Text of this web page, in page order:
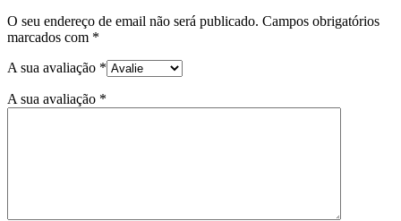
O seu endereço de email não será publicado. Campos obrigatórios
marcados com *
A sua avaliação *
A sua avaliação *